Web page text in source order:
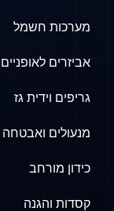
חשמל
לאופניים וקורקינט
וידית גז
ואבטחה
מורחב
והגנה